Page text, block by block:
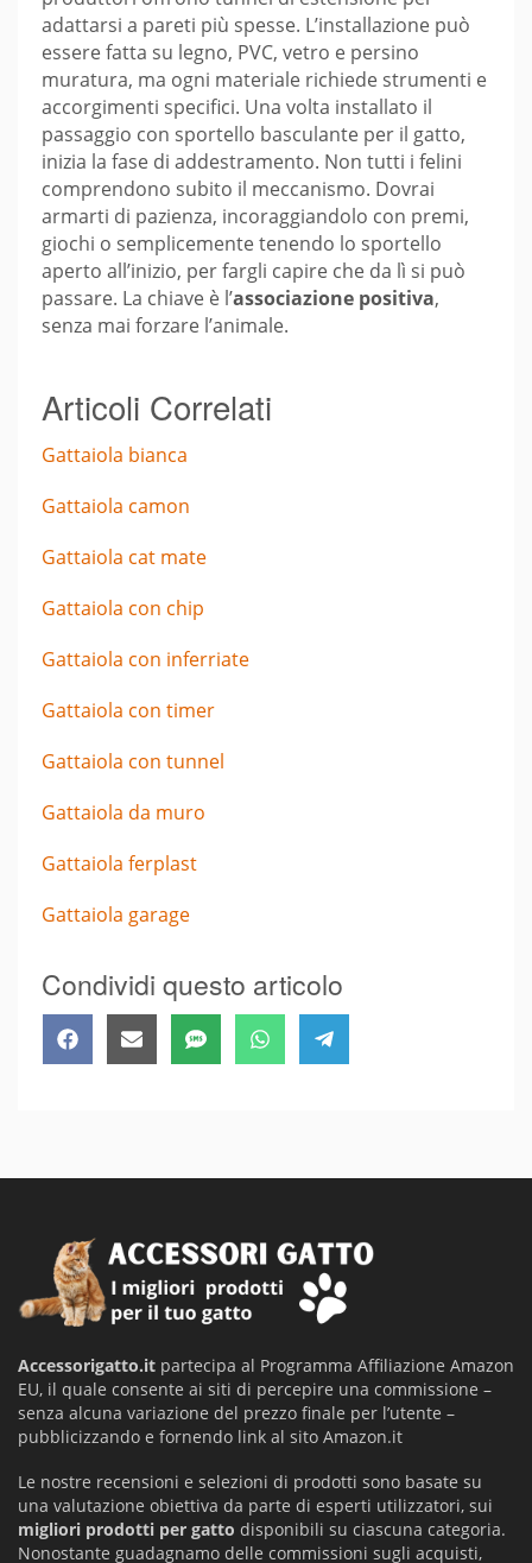
adattarsi a pareti più spesse. L’installazione può
essere fatta su legno, PVC, vetro e persino
muratura, ma ogni materiale richiede strumenti e
accorgimenti specifici. Una volta installato il
passaggio con sportello basculante per il gatto,
inizia la fase di addestramento. Non tutti i felini
comprendono subito il meccanismo. Dovrai
armarti di pazienza, incoraggiandolo con premi,
giochi o semplicemente tenendo lo sportello
aperto all’inizio, per fargli capire che da lì si può
passare. La chiave è l’associazione positiva,
senza mai forzare l’animale.
Articoli Correlati
Gattaiola bianca
Gattaiola camon
Gattaiola cat mate
Gattaiola con chip
Gattaiola con inferriate
Gattaiola con timer
Gattaiola con tunnel
Gattaiola da muro
Gattaiola ferplast
Gattaiola garage
Condividi questo articolo
Share
on
FacebookShare
on
Email Share
on
SMS Share
on
WhatsAppShare
on
Accessorigatto.it partecipa al Programma Affiliazione Amazon
EU, il quale consente ai siti di percepire una commissione –
senza alcuna variazione del prezzo finale per l’utente –
pubblicizzando e fornendo link al sito Amazon.it
Le nostre recensioni e selezioni di prodotti sono basate su
una valutazione obiettiva da parte di esperti utilizzatori, sui
migliori prodotti per gatto disponibili su ciascuna categoria.
Nonostante guadagnamo delle commissioni sugli acquisti,